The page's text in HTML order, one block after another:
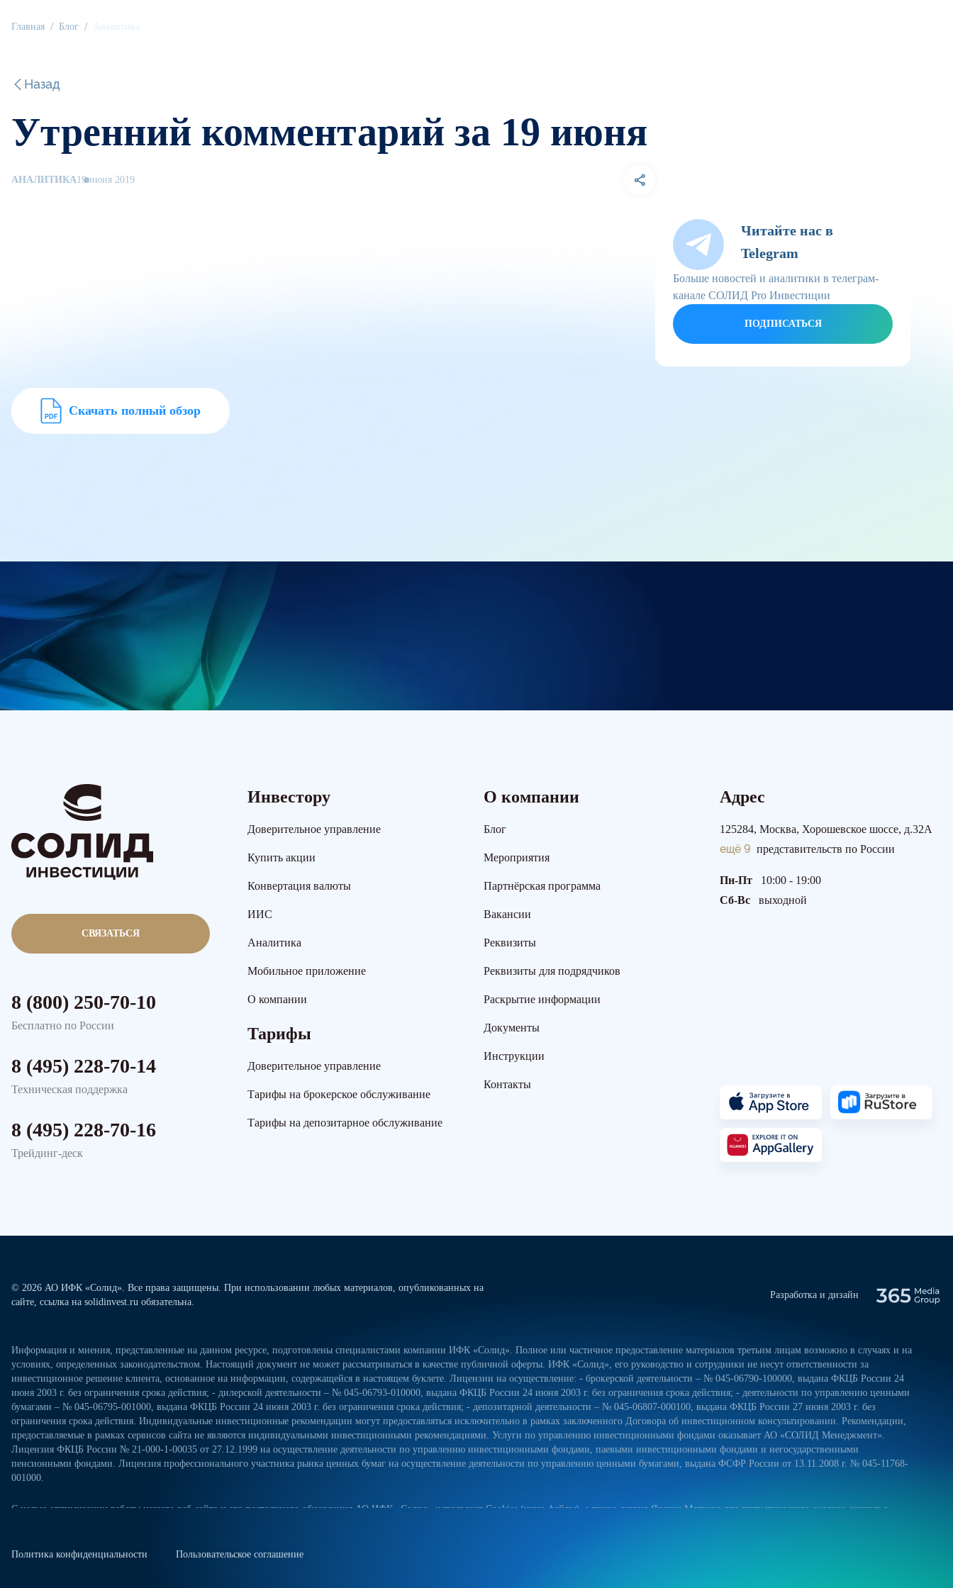
Главная Блог Аналитика
Назад
Утренний комментарий за 19 июня
АНАЛИТИКА19 июня 2019
Читайте нас в
Telegram
Больше новостей и аналитики в телеграм-
канале СОЛИД Pro Инвестиции
ПОДПИСАТЬСЯ
Скачать полный обзор
СВЯЗАТЬСЯ
8 (800) 250-70-10
Бесплатно по России
8 (495) 228-70-14
Техническая поддержка
8 (495) 228-70-16
Трейдинг-деск
Инвестору
Доверительное управление
Купить акции
Конвертация валюты
ИИС
Аналитика
Мобильное приложение
О компании
Тарифы
Доверительное управление
Тарифы на брокерское обслуживание
Тарифы на депозитарное обслуживание
О компании
Блог
Мероприятия
Партнёрская программа
Вакансии
Реквизиты
Реквизиты для подрядчиков
Раскрытие информации
Документы
Инструкции
Контакты
Адрес
125284, Москва, Хорошевское шоссе, д.32А
ещё 9 представительств по России
Пн-Пт
10:00 - 19:00
Сб-Вс
выходной
© 2026 АО ИФК «Солид». Все права защищены. При использовании любых материалов, опубликованных на
сайте, ссылка на solidinvest.ru обязательна.
Разработка и дизайн
Информация и мнения, представленные на данном ресурсе, подготовлены специалистами компании ИФК «Солид». Полное или частичное предоставление материалов третьим лицам возможно в случаях и на
условиях, определенных законодательством. Настоящий документ не может рассматриваться в качестве публичной оферты. ИФК «Солид», его руководство и сотрудники не несут ответственности за
инвестиционное решение клиента, основанное на информации, содержащейся в настоящем буклете. Лицензии на осуществление: - брокерской деятельности – № 045-06790-100000, выдана ФКЦБ России 24
июня 2003 г. без ограничения срока действия; - дилерской деятельности – № 045-06793-010000, выдана ФКЦБ России 24 июня 2003 г. без ограничения срока действия; - деятельности по управлению ценными
бумагами – № 045-06795-001000, выдана ФКЦБ России 24 июня 2003 г. без ограничения срока действия; - депозитарной деятельности – № 045-06807-000100, выдана ФКЦБ России 27 июня 2003 г. без
ограничения срока действия. Индивидуальные инвестиционные рекомендации могут предоставляться исключительно в рамках заключенного Договора об инвестиционном консультировании. Рекомендации,
предоставляемые в рамках сервисов сайта не являются индивидуальными инвестиционными рекомендациями. Услуги по управлению инвестиционными фондами оказывает АО «СОЛИД Менеджмент».
Лицензия ФКЦБ России № 21-000-1-00035 от 27.12.1999 на осуществление деятельности по управлению инвестиционными фондами, паевыми инвестиционными фондами и негосударственными
пенсионными фондами. Лицензия профессионального участника рынка ценных бумаг на осуществление деятельности по управлению ценными бумагами, выдана ФСФР России от 13.11.2008 г. № 045-11768-
001000.
С целью оптимизации работы нашего веб-сайта и его постоянного обновления АО ИФК «Солид» использует Cookies (куки-файлы), а также сервис Яндекс.Метрика для статистического анализа данных о
сайте. Куки-файлы — это небольшие файлы, которые сохраняются на жестком диске вашего устройства. Они облегчают навигацию и делают посещение сайта более удобным. Если вы не хотите использовать
Политика конфиденциальности Пользовательское соглашение